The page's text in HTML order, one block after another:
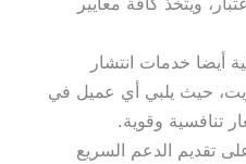
أيضا خدمات انتشار
حيث يلبي أي عميل في
تنافسية وقوية.
تقديم الدعم السريع